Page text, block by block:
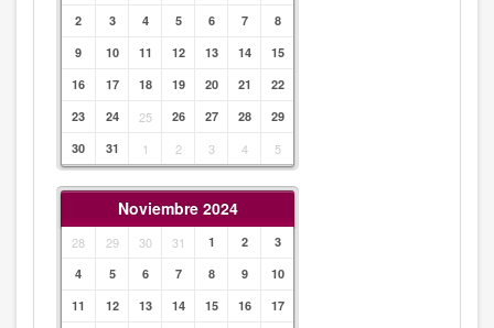
2
3 4 5 6 7
8
9
10 11 12 13 14
15
16
17 18 19 20 21
22
23
24 25 26 27 28
29
30
31 1 2 3 4 5
Noviembre 2024
28 29 30 31 1 2
3
4
5 6 7 8 9
10
11
12 13 14 15 16
17